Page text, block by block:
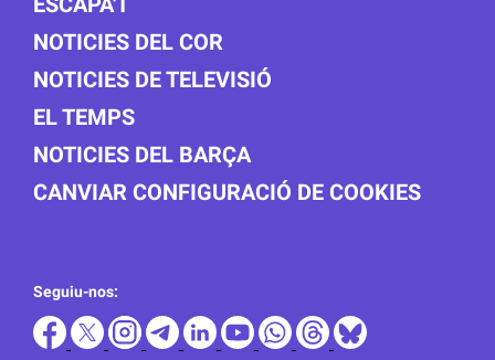
NOTICIES DEL COR
NOTICIES DE TELEVISIÓ
EL TEMPS
NOTICIES DEL BARÇA
CANVIAR CONFIGURACIÓ DE COOKIES
Seguiu-nos: